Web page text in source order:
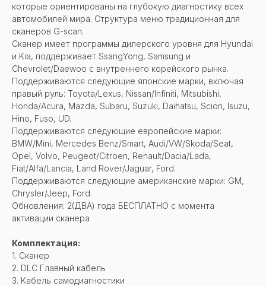
которые ориентированы на глубокую диагностику всех
автомобилей мира. Структура меню традиционная для
сканеров G-scan.
Сканер имеет программы дилерского уровня для Hyundai
и Kia, поддерживает SsangYong, Samsung и
Chevrolet/Daewoo с внутреннего корейского рынка.
Поддерживаются следующие японские марки, включая
правый руль: Toyota/Lexus, Nissan/Infiniti, Mitsubishi,
Honda/Acura, Mazda, Subaru, Suzuki, Daihatsu, Scion, Isuzu,
Hino, Fuso, UD.
Поддерживаются следующие европейские марки:
BMW/Mini, Mercedes Benz/Smart, Audi/VW/Skoda/Seat,
Opel, Volvo, Peugeot/Citroen, Renault/Dacia/Lada,
Fiat/Alfa/Lancia, Land Rover/Jaguar, Ford.
Поддерживаются следующие американские марки: GM,
Chrysler/Jeep, Ford.
Обновления: 2(ДВА) года БЕСПЛАТНО с момента
активации сканера
Комплектация:
1. Сканер
2. DLC Главный кабель
3. Кабель самодиагностики